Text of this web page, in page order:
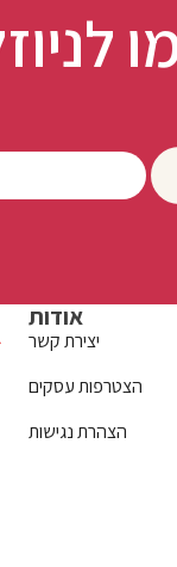
אודות
יצירת קשר
הצטרפות עסקים
הצהרת נגישות